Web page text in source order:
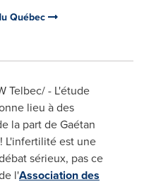
Québec
Telbec/ - L'étude
lieu à des
la part de Gaétan
L'infertilité est une
sérieux, pas ce
l'Association des